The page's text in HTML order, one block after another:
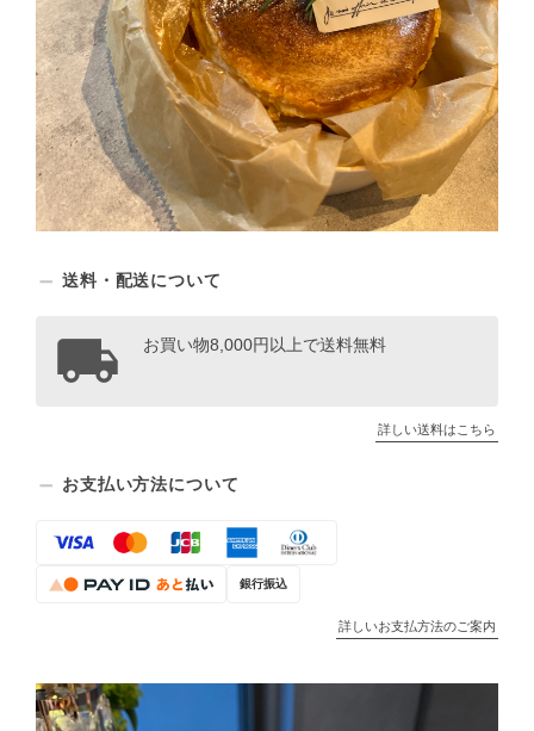
送料・配送について
お買い物8,000円以上で送料無料
詳しい送料はこちら
お支払い方法について
銀行振込
詳しいお支払方法のご案内